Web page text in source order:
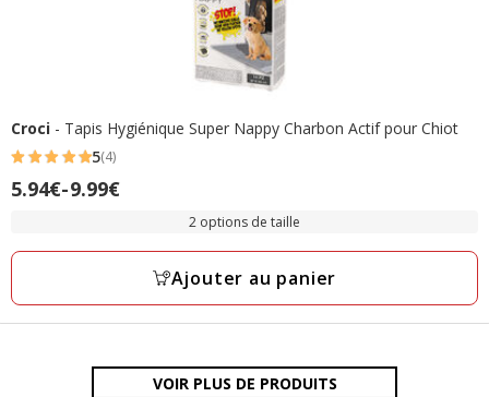
Croci - Tapis Hygiénique Super Nappy Charbon Actif pour Chiot
5
étoiles
4
5(4)
Prix
à
9.99€
5.94€-9.99€
2 options de taille
Ajouter au panier
VOIR PLUS DE PRODUITS